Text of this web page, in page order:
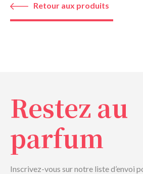
Retour aux produits
Restez au
parfum
Inscrivez-vous sur notre liste d’envoi